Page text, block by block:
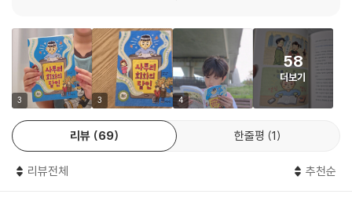
위기, 현실적인 내용, 리듬감 있는 흐름으로 우리 사회가 처한 현실을 매우
적나라하고 흥미진진하게 들려준다. 관광지로 유명한 제주, 외지인의 유입
으로 땅값이 비싼 제주. 독자가 알고 있는 배경 지식이 작품 전반에 깔린 이
동화는 낯선 제주 사람의 삶 속으로 우리를 데려 간다. 노인이 많은 제주의
시골, 프랑스어나 욕 같은 사투리, 따뜻한 날씨에 사계절 일만 하는 시골,
인심 좋고 서로 잘 챙기지만 사생활이 없는 시골, 땅을 팔라고 시골 사람들
을 부추기는 부동산 업자. 제주 시내에 즐비하게 늘어선 학원과 대형 체인
기를 꺼려하는 제주 며느리. 그리고 난생 처음 이 두 문화를 접하는 도시 아
3 3 4
58
더보기
리뷰 69 한줄평 1
리뷰전체 추천순